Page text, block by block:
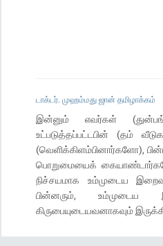
டாக்டர். முஹம்மது ஜான் தமிழாக்கம்
இன்னும் எவர்கள்
உட்படுத்தப்பட்டபின் (தம்
(வெளிக்கிளம்பினார்களோ),
பொறுமையைக்
நிச்சயமாக உம்முடைய
பின்னரும், உம்முடைய
கிருபையுடையவனாகவும்